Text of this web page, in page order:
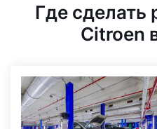
Где сделать
Citroen